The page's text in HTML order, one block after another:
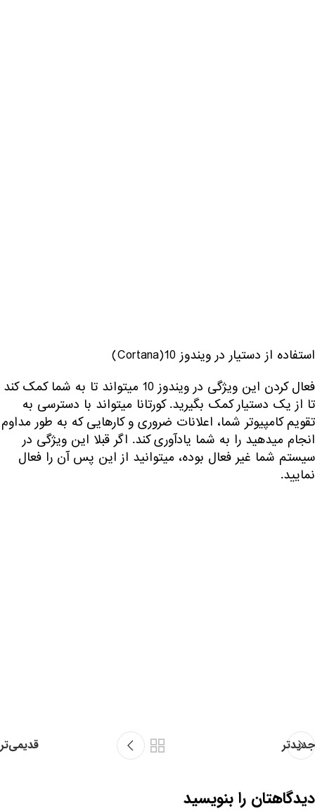
استفاده از دستیار در ویندوز 10(Cortana)
فعال کردن این ویژگی در ویندوز 10 میتواند تا به شما کمک کند
تا از یک دستیار کمک بگیرید. کورتانا میتواند با دسترسی به
تقویم کامپیوتر شما، اعلانات ضروری و کارهایی که به طور مداوم
انجام میدهید را به شما یادآوری کند. اگر قبلا این ویژگی در
سیستم شما غیر فعال بوده، میتوانید از این پس آن را فعال
نمایید.
جدیدتر قدیمی‌تر
دیدگاهتان را بنویسید